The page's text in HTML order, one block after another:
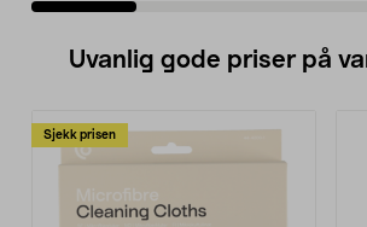
Uvanlig gode priser på
Sjekk prisen